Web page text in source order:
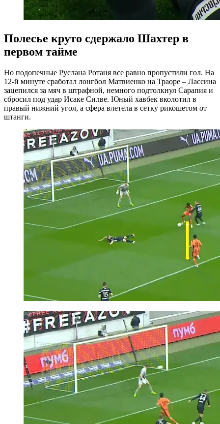
Полесье круто сдержало Шахтер в
первом тайме
Но подопечные Руслана Ротаня все равно пропустили гол. На
12-й минуте сработал лонгбол Матвиенко на Траоре – Лассина
зацепился за мяч в штрафной, немного подтолкнул Сарапия и
сбросил под удар Исаке Силве. Юный хавбек вколотил в
правый нижний угол, а сфера влетела в сетку рикошетом от
штанги.